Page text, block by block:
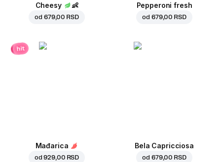
Cheesy 👶
od 679,00 RSD
Pepperoni fresh
od 679,00 RSD
hit
Mađarica
od929,00 RSD
Bela Capricciosa
od 679,00 RSD